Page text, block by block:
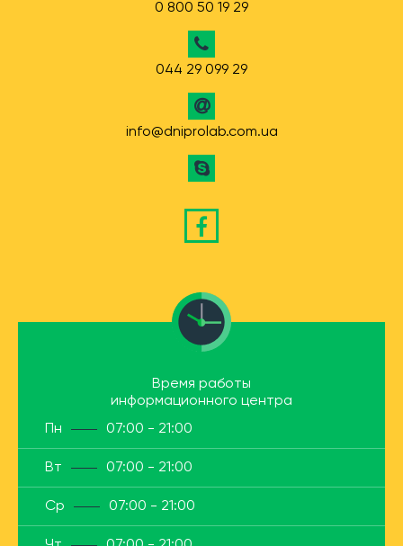
0 800 50 19 29
044 29 099 29
info@dniprolab.com.ua
Время работы
информационного центра
Пн
07:00 - 21:00
Вт 07:00 - 21:00
Ср 07:00 - 21:00